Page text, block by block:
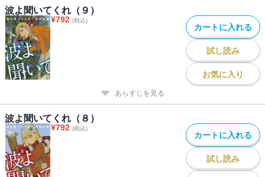
波よ聞いてくれ（９）
¥792 (税込)
カートに入れる
試し読み
お気に入り
あらすじを見る
波よ聞いてくれ（８）
¥792 (税込)
カートに入れる
試し読み